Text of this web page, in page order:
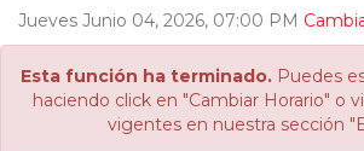
Jueves Junio 04, 2026, 07:00 PM
Esta función ha terminado. Puedes
haciendo click en "Cambiar Horario" o
vigentes en nuestra sección